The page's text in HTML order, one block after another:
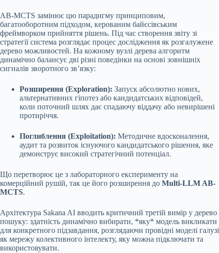
AB-MCTS замінює цю парадигму принциповим,
багатооборотним підходом, керованим байєсівським
фреймворком прийняття рішень. Під час створення звіту зі
стратегії система розглядає процес дослідження як розгалужене
дерево можливостей. На кожному вузлі дерева алгоритм
динамічно балансує дві різні поведінки на основі зовнішніх
сигналів зворотного зв’язку:
Розширення (Exploration): Запуск абсолютно нових,
альтернативних гіпотез або кандидатських відповідей,
коли поточний шлях дає спадаючу віддачу або невирішені
протиріччя.
Поглиблення (Exploitation): Методичне вдосконалення,
аудит та розвиток існуючого кандидатського рішення, яке
демонструє високий стратегічний потенціал.
Що перетворює це з лабораторного експерименту на
комерційний рушій, так це його розширення до Multi-LLM AB-
MCTS.
Архітектура Sakana AI вводить критичний третій вимір у дерево
пошуку: здатність динамічно вибирати, *яку* модель викликати
для конкретного підзавдання, розглядаючи провідні моделі галузі
як мережу колективного інтелекту, яку можна підключати та
використовувати.